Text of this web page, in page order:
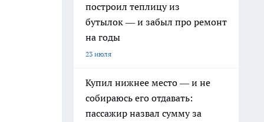
построил теплицу из
бутылок — и забыл про ремонт
на годы
23 июля
Купил нижнее место — и не
собираюсь его отдавать:
пассажир назвал сумму за